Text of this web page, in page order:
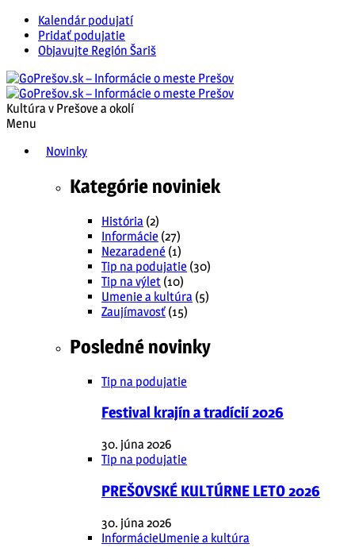
Kalendár podujatí
Pridať podujatie
Objavujte Región Šariš
Kultúra v Prešove a okolí
Menu
Novinky
Kategórie noviniek
História (2)
Informácie (27)
Nezaradené (1)
Tip na podujatie (30)
Tip na výlet (10)
Umenie a kultúra (5)
Zaujímavosť (15)
Posledné novinky
Tip na podujatie
Festival krajín a tradícií 2026
30. júna 2026
Tip na podujatie
PREŠOVSKÉ KULTÚRNE LETO 2026
30. júna 2026
InformácieUmenie a kultúra